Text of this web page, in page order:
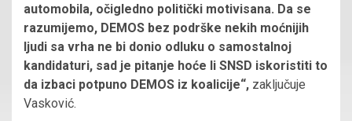
automobila, očigledno politički motivisana. Da se
razumijemo, DEMOS bez podrške nekih moćnijih
ljudi sa vrha ne bi donio odluku o samostalnoj
kandidaturi, sad je pitanje hoće li SNSD iskoristiti to
da izbaci potpuno DEMOS iz koalicije“, zaključuje
Vasković.